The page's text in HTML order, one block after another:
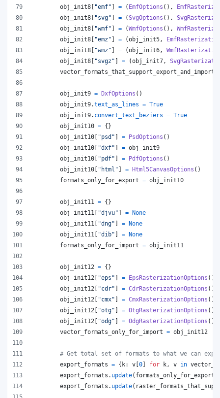
obj_init8 [ "emf" ] = ( EmfOptions (),
obj_init8 [ "svg" ] = (SvgOptions (),
obj_init8 [ "wmf" ] = (WmfOptions (),
obj_init8 [ "emz" ] = (obj_init5 ,
obj_init8 [ "wmz" ] = (obj_init6 ,
obj_init8 [ "svgz" ] = (obj_init7 ,
vector_formats_that_support_export_and_import
obj_init9 = DxfOptions ()
obj_init9.text_as_lines = True
obj_init9. convert_text_beziers = True
obj_init10 = {}
obj_init10 [ "psd" ] = PsdOptions ()
obj_init10 [ "dxf" ] = obj_init9
obj_init10 [ "pdf" ] = PdfOptions ()
obj_init10 [ "html" ] = Html5CanvasOptions ()
formats_only_for_export = obj_init10
obj_init11 = {}
obj_init11 [ "djvu" ] = None
obj_init11 [ "dng" ] = None
obj_init11 [ "dib" ] = None
formats_only_for_import = obj_init11
obj_init12 = {}
obj_init12 [ "eps" ] = EpsRasterizationOptions ()
obj_init12 [ "cdr" ] = CdrRasterizationOptions ()
obj_init12 [ "cmx" ] = CmxRasterizationOptions ()
obj_init12 [ "otg" ] = OtgRasterizationOptions ()
obj_init12 [ "odg" ] = OdgRasterizationOptions ()
vector_formats_only_for_import = obj_init12
# Get total set of formats to what we can
export_formats = { k: v [0] for k , v in
export_formats . update( formats_only_for_export
export_formats . update(